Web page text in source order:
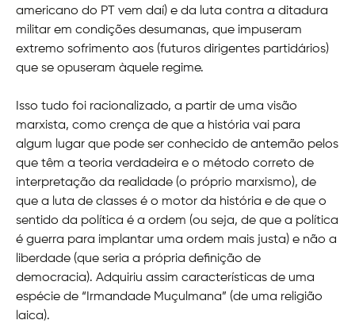
americano do PT vem daí) e da luta contra a ditadura
militar em condições desumanas, que impuseram
extremo sofrimento aos (futuros dirigentes partidários)
que se opuseram àquele regime.
Isso tudo foi racionalizado, a partir de uma visão
marxista, como crença de que a história vai para
algum lugar que pode ser conhecido de antemão pelos
que têm a teoria verdadeira e o método correto de
interpretação da realidade (o próprio marxismo), de
que a luta de classes é o motor da história e de que o
sentido da política é a ordem (ou seja, de que a política
é guerra para implantar uma ordem mais justa) e não a
liberdade (que seria a própria definição de
democracia). Adquiriu assim características de uma
espécie de “Irmandade Muçulmana” (de uma religião
laica).